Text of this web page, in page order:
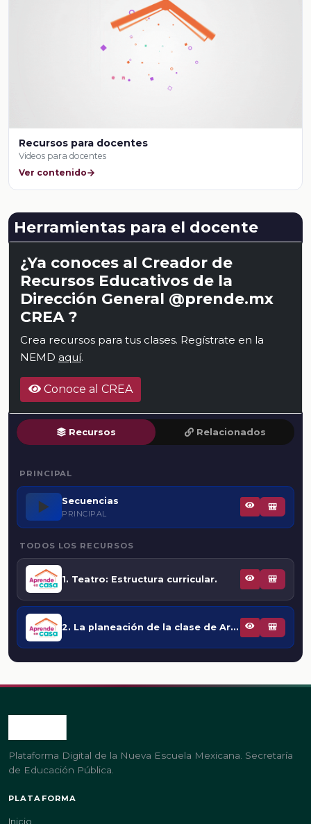
Recursos para docentes
Videos para docentes
Ver contenido
Herramientas para el docente
¿Ya conoces al Creador de
Recursos Educativos de la
Dirección General @prende.mx
CREA ?
Crea recursos para tus clases. Regístrate en la
NEMD aquí.
Conoce al CREA
Recursos Relacionados
PRINCIPAL
▶️ Secuencias
PRINCIPAL
🎒
TODOS LOS RECURSOS
1. Teatro: Estructura curricular. 🎒
2. La planeación de la clase de Artes-Teatro 🎒
Plataforma Digital de la Nueva Escuela Mexicana. Secretaría
de Educación Pública.
PLATAFORMA
Inicio